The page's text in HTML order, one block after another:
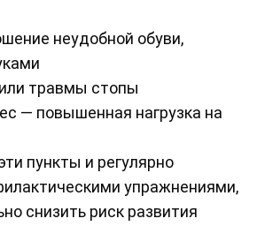
неудобной обуви,
травмы стопы
— повышенная нагрузка на
пункты и регулярно
упражнениями,
снизить риск развития